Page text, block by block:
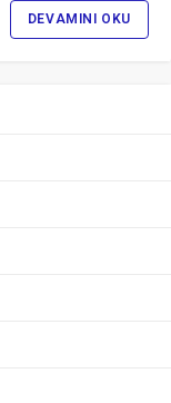
DEVAMINI OKU